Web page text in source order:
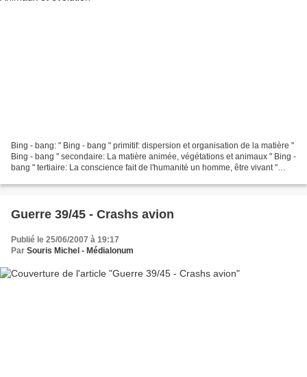
Bing - bang: " Bing - bang " primitif: dispersion et organisation de la matière "
Bing - bang " secondaire: La matière animée, végétations et animaux " Bing -
bang " tertiaire: La conscience fait de l'humanité un homme, être vivant "
Guerre 39/45 - Crashs avion
Publié le 25/06/2007 à 19:17
Par Souris Michel - Médialonum